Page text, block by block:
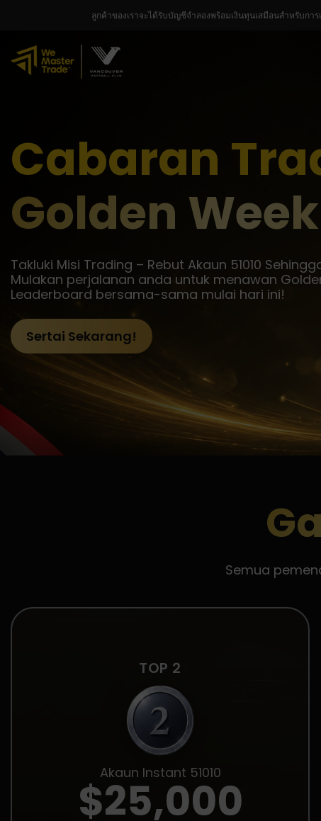
ลูกค้าของเราจะได้รับบัญชีจำลองพร้อมเงินทุนเสมือนสำหรับกา
Cabaran
Golden Week
Takluki Misi Trading – Rebut Akaun 51010
Mulakan perjalanan anda untuk menawan
Leaderboard bersama-sama mulai hari ini!
Sertai Sekarang!
Semua
TOP 2
Akaun Instant 51010
$25,000